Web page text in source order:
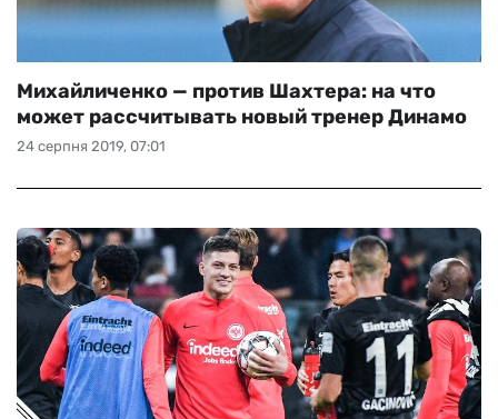
24 серпня 2019, 07:01
Михайличенко — против Шахтера: на что
может рассчитывать новый тренер Динамо